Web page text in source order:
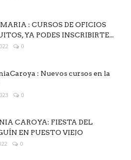
MARIA : CURSOS DE OFICIOS
YA PODES INSCRIBIRTE...
0
: Nuevos cursos en la
0
CAROYA: FIESTA DEL
EN PUESTO VIEJO
0